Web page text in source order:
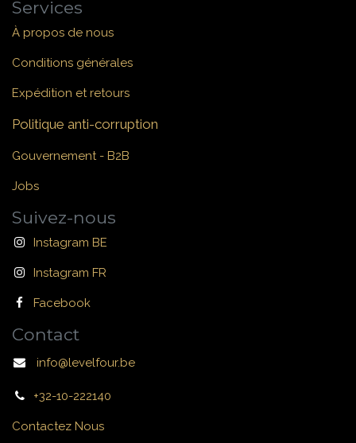
Services
À propos de nous
Conditions générales
Expédition et retours
Politique anti-corruption
Gouvernement - B2B
Jobs
Suivez-nous
Instagram BE
Instagram FR
Facebook
Contact
info@levelfour.be
+32-10-222140
Contactez Nous